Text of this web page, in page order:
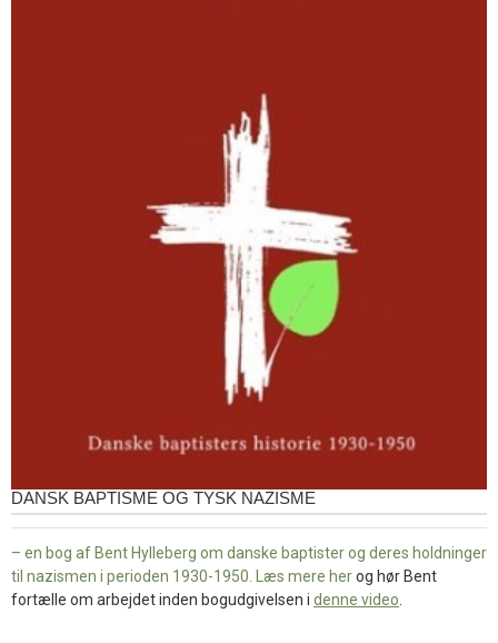
DANSK BAPTISME OG TYSK NAZISME
– en bog af Bent Hylleberg om danske baptister og deres holdninger
til nazismen i perioden 1930-1950. Læs mere herog hør Bent
fortælle om arbejdet inden bogudgivelsen i denne video